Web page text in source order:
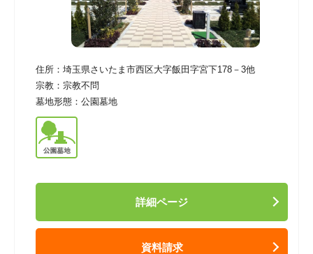
住所： 埼玉県さいたま市西区大字飯田字宮下178－3他
宗教： 宗教不問
墓地形態： 公園墓地
詳細ページ
資料請求